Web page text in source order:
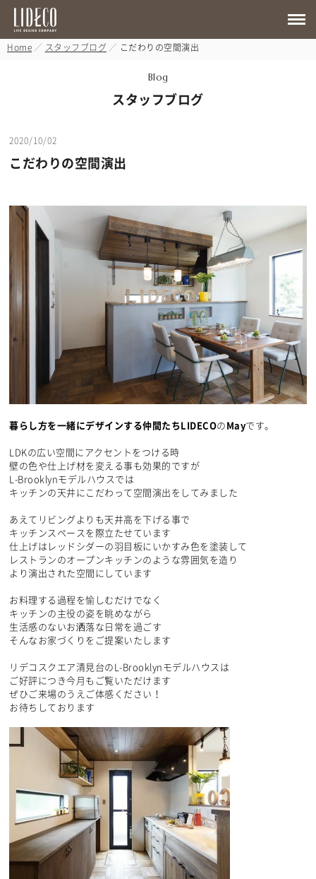
Home スタッフブログ こだわりの空間演出
Blog
スタッフブログ
2020/10/02
こだわりの空間演出
暮らし方を一緒にデザインする仲間たちLIDECOのMayです。
LDKの広い空間にアクセントをつける時
壁の色や仕上げ材を変える事も効果的ですが
L-Brooklynモデルハウスでは
キッチンの天井にこだわって空間演出をしてみました
あえてリビングよりも天井高を下げる事で
キッチンスペースを際立たせています
仕上げはレッドシダーの羽目板にいかすみ色を塗装して
レストランのオープンキッチンのような雰囲気を造り
より演出された空間にしています
お料理する過程を愉しむだけでなく
キッチンの主役の姿を眺めながら
生活感のないお洒落な日常を過ごす
そんなお家づくりをご提案いたします
リデコスクエア清見台のL-Brooklynモデルハウスは
ご好評につき今月もご覧いただけます
ぜひご来場のうえご体感ください！
お待ちしております